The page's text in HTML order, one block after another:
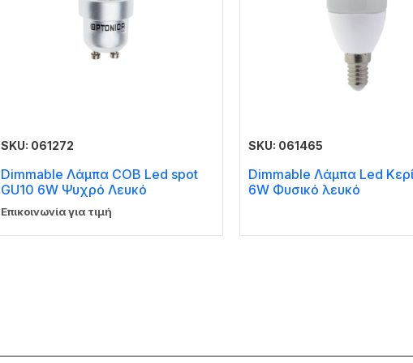
SKU: 061272
Dimmable Λάμπα COB Led spot
GU10 6W Ψυχρό Λευκό
Επικοινωνία για τιμή
SKU: 061465
Dimmable Λάμπα Led
6W Φυσικό λευκό